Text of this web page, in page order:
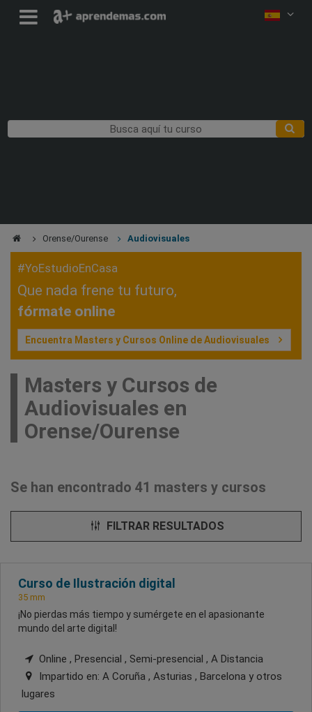
Orense/Ourense Audiovisuales
#YoEstudioEnCasa
Que nada frene tu futuro,
fórmate online
Encuentra Masters y Cursos Online de Audiovisuales
Masters y Cursos de
Audiovisuales en
Orense/Ourense
Se han encontrado 41 masters y cursos
FILTRAR RESULTADOS
Curso de Ilustración digital
35 mm
¡No pierdas más tiempo y sumérgete en el apasionante
mundo del arte digital!
Online , Presencial , Semi-presencial , A Distancia
Impartido en: A Coruña , Asturias , Barcelona y otros
lugares